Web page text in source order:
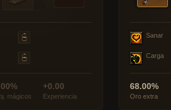
mágicos
+0.00
Experiencia
Sanar
Carga
68.00%
Oro extra